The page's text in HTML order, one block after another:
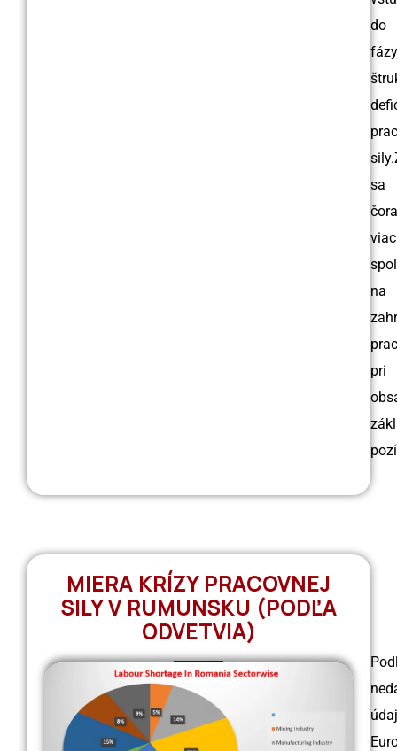
do
fázy
sily.
sa
viac
na
pri
MIERA KRÍZY PRACOVNEJ
SILY V RUMUNSKU (PODĽA
ODVETVIA)